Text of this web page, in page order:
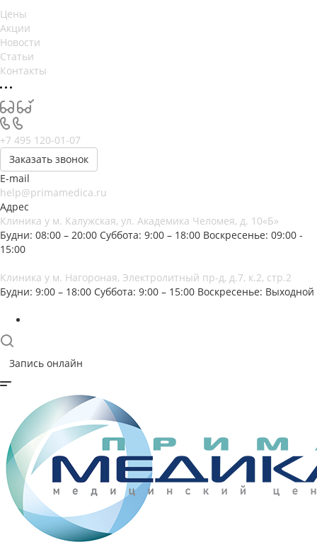
Цены
Акции
Новости
Статьи
Контакты
+7 495 120-01-07
Заказать звонок
E-mail
help@primamedica.ru
Адрес
Клиника у м. Калужская, ул. Академика Челомея, д. 10«Б»
Будни: 08:00 – 20:00 Суббота: 9:00 – 18:00 Воскресенье: 09:00 -
15:00
Клиника у м. Нагороная, Электролитный пр-д, д.7, к.2, стр.2
Будни: 9:00 – 18:00 Суббота: 9:00 – 15:00 Воскресенье: Выходной
Запись онлайн